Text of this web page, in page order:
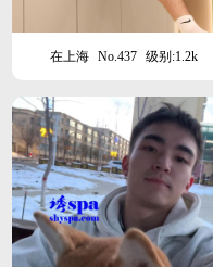
在上海 No.437 级别:1.2k